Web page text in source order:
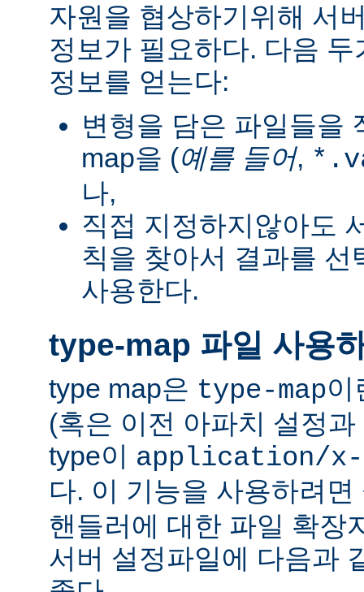
자원을 협상하기위해 서
정보가 필요하다. 다음
정보를 얻는다:
변형을 담은 파일들을
map을 (예를 들어,
나,
직접 지정하지않아도
칙을 찾아서 결과를
사용한다.
type-map 파일 사용
type map은 type-map이
(혹은 이전 아파치 설정
type이 application/x-
다. 이 기능을 사용하려
핸들러에 대한 파일 확장
서버 설정파일에 다음과